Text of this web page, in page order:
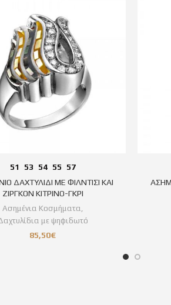
51 53 54 55
57
ΔΑΧΤΥΛΙΔΙ ΜΕ ΦΙΛΝΤΙΣΙ ΚΑΙ
ΖΙΡΓΚΟΝ ΚΙΤΡΙΝΟ-ΓΚΡΙ
Ασημένια Κοσμήματα
με ψηφιδωτό
85,50€